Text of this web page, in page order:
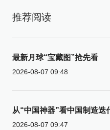
推荐阅读
最新月球“宝藏图”抢先看
2026-08-07 09:48
从“中国神器”看中国制造迭
2026-08-07 09:47